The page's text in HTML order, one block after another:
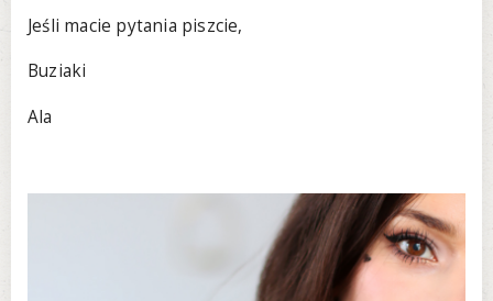
Jeśli macie pytania piszcie,
Buziaki
Ala